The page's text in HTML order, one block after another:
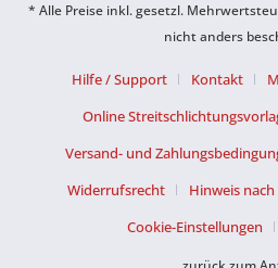
* Alle Preise inkl. gesetzl.
nicht anders
Hilfe / Support Kontakt
Online
Versand- und
Widerrufsrecht
Hinweis
Cookie-Einstellungen